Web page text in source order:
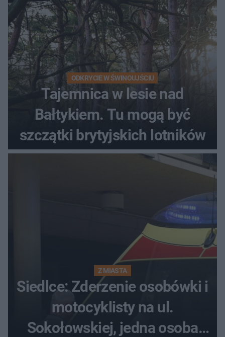
ODKRYCIE W ŚWINOUJŚCIU
Tajemnica w lesie nad
Bałtykiem. Tu mogą być
szczątki brytyjskich lotników
Z MIASTA
Siedlce: Zderzenie osobówki i
motocyklisty na ul.
Sokołowskiej, jedna osoba